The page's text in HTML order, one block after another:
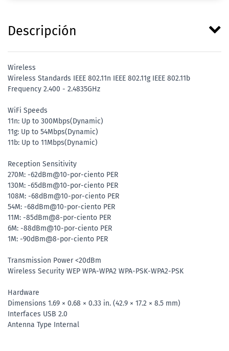
Descripción
Wireless
Wireless Standards IEEE 802.11n IEEE 802.11g IEEE 802.11b
Frequency 2.400 - 2.4835GHz
WiFi Speeds
11n: Up to 300Mbps(Dynamic)
11g: Up to 54Mbps(Dynamic)
11b: Up to 11Mbps(Dynamic)
Reception Sensitivity
270M: -62dBm@10-por-ciento PER
130M: -65dBm@10-por-ciento PER
108M: -68dBm@10-por-ciento PER
54M: -68dBm@10-por-ciento PER
11M: -85dBm@8-por-ciento PER
6M: -88dBm@10-por-ciento PER
1M: -90dBm@8-por-ciento PER
Transmission Power <20dBm
Wireless Security WEP WPA-WPA2 WPA-PSK-WPA2-PSK
Hardware
Dimensions 1.69 × 0.68 × 0.33 in. (42.9 × 17.2 × 8.5 mm)
Interfaces USB 2.0
Antenna Type Internal